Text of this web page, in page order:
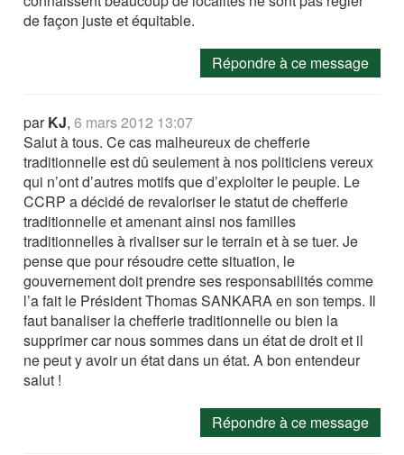
de façon juste et équitable.
Répondre à ce message
parKJ,6 mars 2012 13:07
Salut à tous. Ce cas malheureux de chefferie
traditionnelle est dû seulement à nos politiciens vereux
qui n’ont d’autres motifs que d’exploiter le peuple. Le
CCRP a décidé de revaloriser le statut de chefferie
traditionnelle et amenant ainsi nos familles
traditionnelles à rivaliser sur le terrain et à se tuer. Je
pense que pour résoudre cette situation, le
gouvernement doit prendre ses responsabilités comme
l’a fait le Président Thomas SANKARA en son temps. Il
faut banaliser la chefferie traditionnelle ou bien la
supprimer car nous sommes dans un état de droit et il
ne peut y avoir un état dans un état. A bon entendeur
salut !
Répondre à ce message